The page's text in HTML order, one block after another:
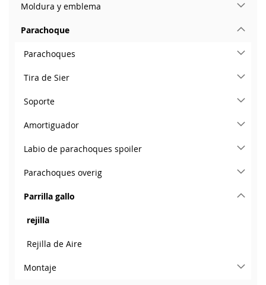
Moldura y emblema
Parachoque
Parachoques
Tira de Sier
Soporte
Amortiguador
Labio de parachoques spoiler
Parachoques overig
Parrilla gallo
rejilla
Rejilla de Aire
Montaje